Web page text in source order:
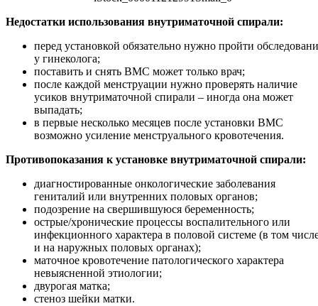
Недостатки использования внутриматочной спирали:
перед установкой обязательно нужно пройти
у гинеколога;
поставить и снять ВМС может только врач;
после каждой менструации нужно проверять наличие
усиков внутриматочной спирали – иногда она может
выпадать;
в первые несколько месяцев после установки ВМС
возможно усиление менструального кровотечения.
Противопоказания к установке внутриматочной спирали:
диагностированные онкологические заболевания
гениталий или внутренних половых органов;
подозрение на свершившуюся беременность;
острые/хронические процессы воспалительного или
инфекционного характера в половой системе (в том
и на наружных половых органах);
маточное кровотечение патологического характера
невыясненной этиологии;
двурогая матка;
стеноз шейки матки.